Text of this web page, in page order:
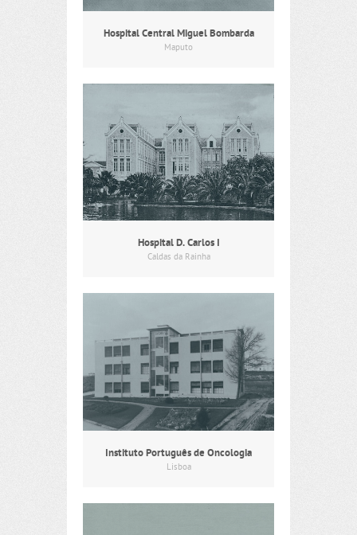
Hospital Central Miguel Bombarda
Maputo
Hospital D. Carlos I
Caldas da Rainha
Instituto Português de Oncologia
Lisboa